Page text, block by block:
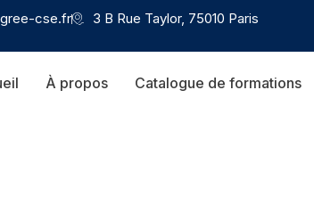
cse.fr 3 B Rue Taylor, 75010 Paris
À propos Catalogue de formations